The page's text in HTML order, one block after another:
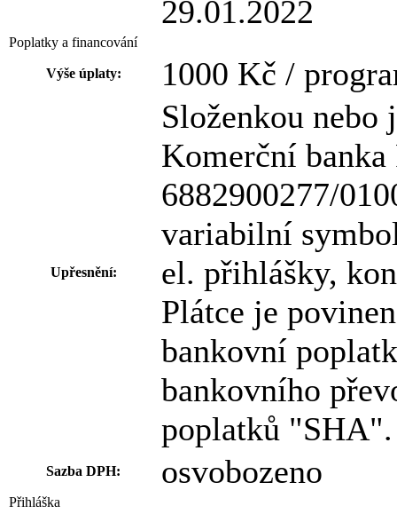
29.01.2022
Poplatky a financování
Výše úplaty: 1000 Kč /
Upřesnění:
Složenkou
Komerční
6882900277/
variabilní
el. přihlášky,
Plátce je
bankovní
bankovního
poplatků "SHA".
Sazba DPH: osvobozeno
Přihláška